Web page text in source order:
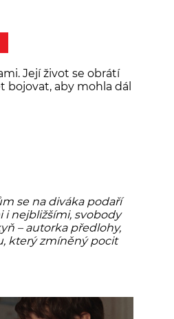
Její život se obrátí
bojovat, aby mohla dál
se na diváka podaří
i nejbližšími, svobody
– autorka předlohy,
který zmíněný pocit